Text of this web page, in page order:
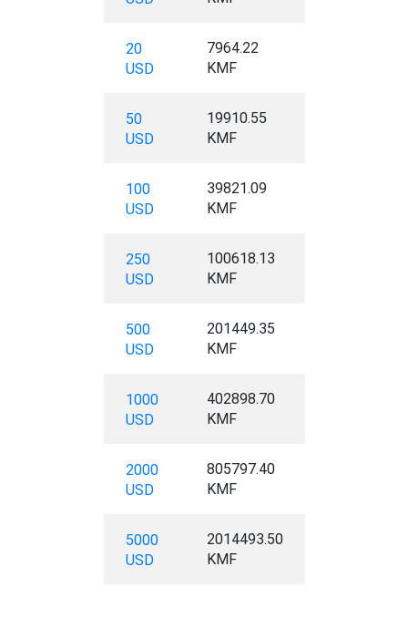
20
USD
7964.22
KMF
50
USD
19910.55
KMF
100
USD
39821.09
KMF
250
USD
100618.13
KMF
500
USD
201449.35
KMF
1000
USD
402898.70
KMF
2000
USD
805797.40
KMF
5000
USD
2014493.50
KMF